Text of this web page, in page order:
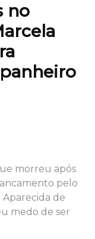
no
morreu após
pelo
de
medo de ser